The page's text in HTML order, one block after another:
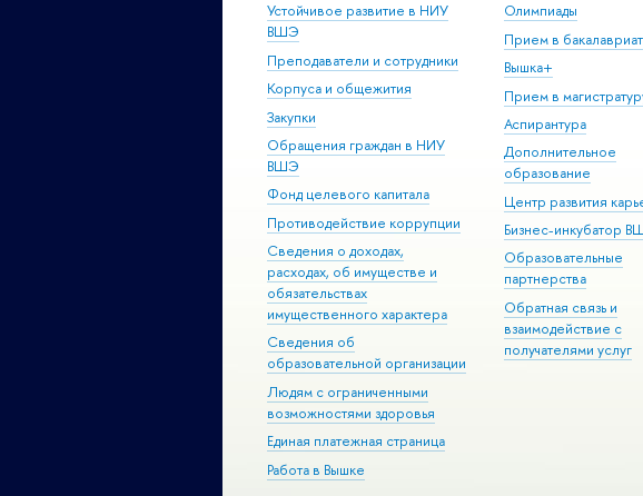
Устойчивое развитие в НИУ
ВШЭ
Преподаватели и сотрудники
Корпуса и общежития
Закупки
Обращения граждан в НИУ
ВШЭ
Фонд целевого капитала
Противодействие коррупции
Сведения о доходах,
расходах, об имуществе и
обязательствах
имущественного характера
Сведения об
образовательной организации
Людям с ограниченными
возможностями здоровья
Единая платежная страница
Работа в Вышке
Олимпиады
Прием в бакалавриат
Вышка+
Прием в
Аспирантура
Дополнительное
образование
Центр развития
Бизнес-инкубатор
Образовательные
партнерства
Обратная связь и
взаимодействие с
получателями услуг